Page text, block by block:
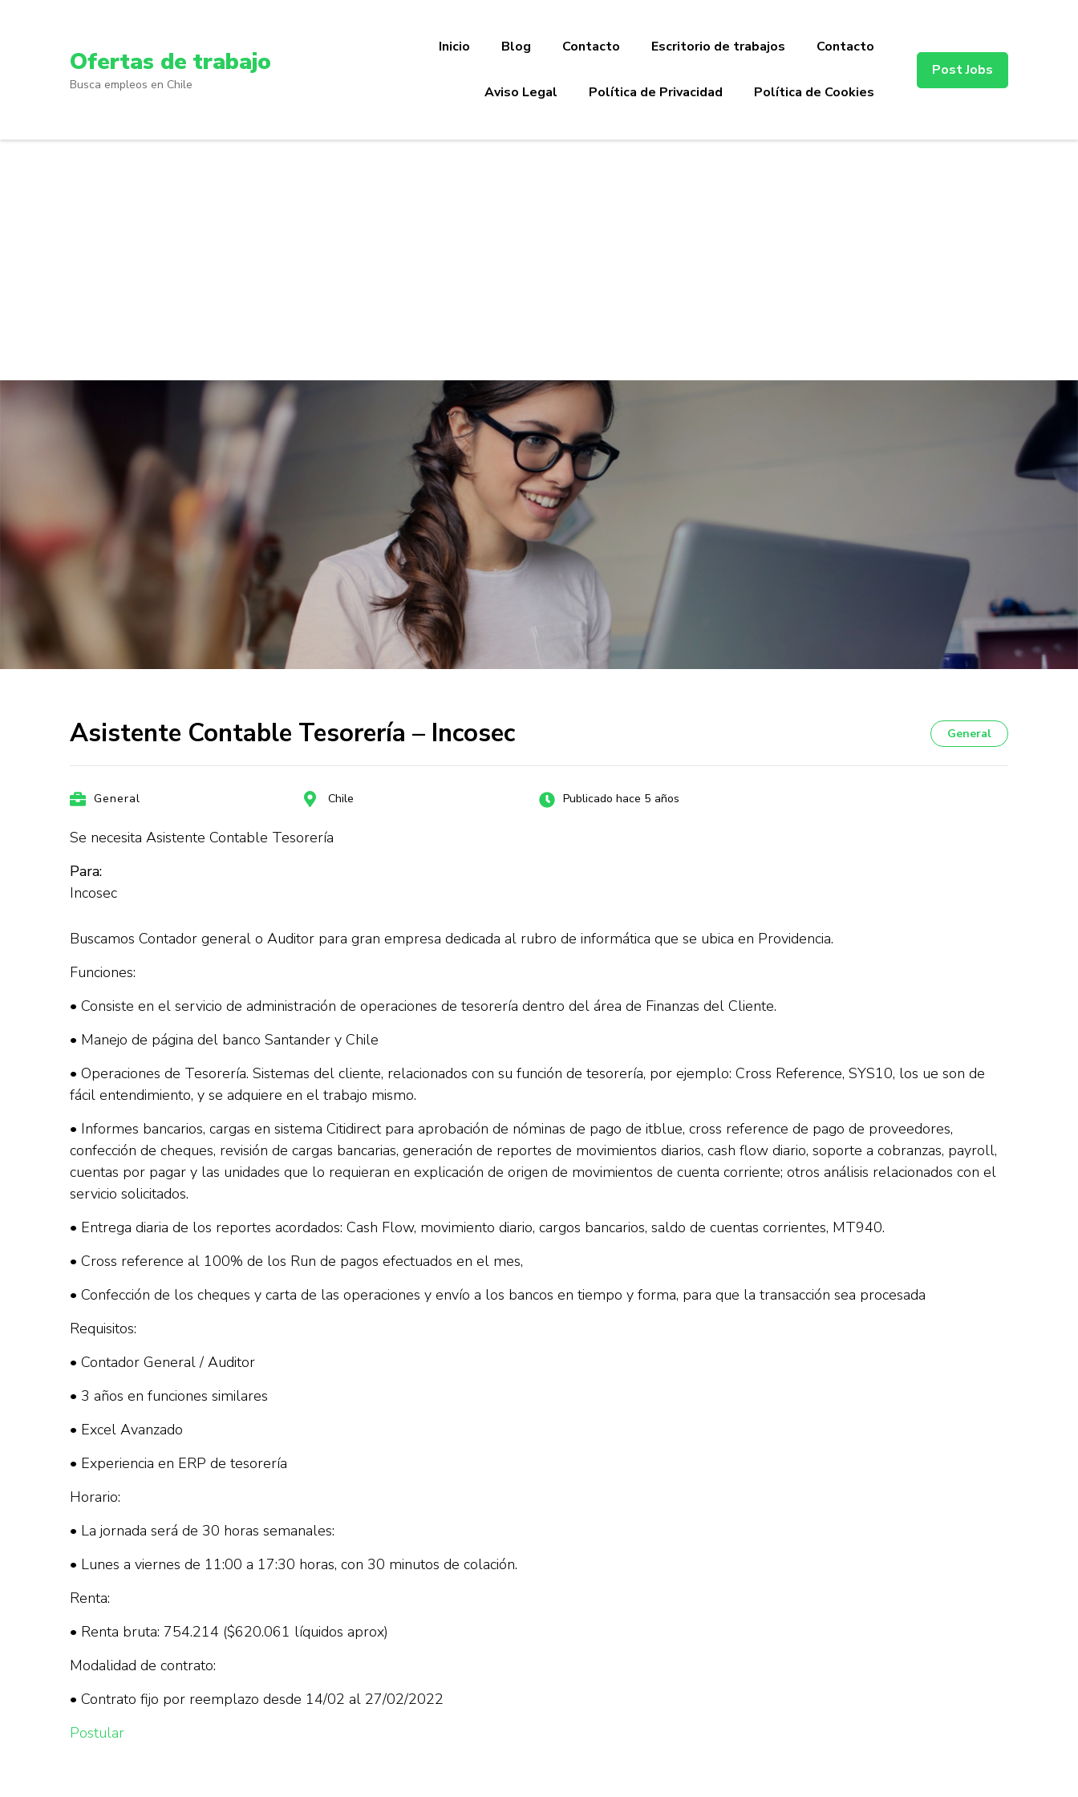
Ofertas de trabajo
Busca empleos en Chile
Inicio Blog Contacto Escritorio de trabajos Contacto
Aviso Legal Política de Privacidad Política de Cookies
Post Jobs
Asistente Contable Tesorería – Incosec General
General Chile Publicado hace 5 años
Se necesita Asistente Contable Tesorería
Para:
Incosec
Buscamos Contador general o Auditor para gran empresa dedicada al rubro de informática que se ubica en Providencia.
Funciones:
• Consiste en el servicio de administración de operaciones de tesorería dentro del área de Finanzas del Cliente.
• Manejo de página del banco Santander y Chile
• Operaciones de Tesorería. Sistemas del cliente, relacionados con su función de tesorería, por ejemplo: Cross Reference, SYS10, los ue son de
fácil entendimiento, y se adquiere en el trabajo mismo.
• Informes bancarios, cargas en sistema Citidirect para aprobación de nóminas de pago de itblue, cross reference de pago de proveedores,
confección de cheques, revisión de cargas bancarias, generación de reportes de movimientos diarios, cash flow diario, soporte a cobranzas, payroll,
cuentas por pagar y las unidades que lo requieran en explicación de origen de movimientos de cuenta corriente; otros análisis relacionados con el
servicio solicitados.
• Entrega diaria de los reportes acordados: Cash Flow, movimiento diario, cargos bancarios, saldo de cuentas corrientes, MT940.
• Cross reference al 100% de los Run de pagos efectuados en el mes,
• Confección de los cheques y carta de las operaciones y envío a los bancos en tiempo y forma, para que la transacción sea procesada
Requisitos:
• Contador General / Auditor
• 3 años en funciones similares
• Excel Avanzado
• Experiencia en ERP de tesorería
Horario:
• La jornada será de 30 horas semanales:
• Lunes a viernes de 11:00 a 17:30 horas, con 30 minutos de colación.
Renta:
• Renta bruta: 754.214 ($620.061 líquidos aprox)
Modalidad de contrato:
• Contrato fijo por reemplazo desde 14/02 al 27/02/2022
Postular